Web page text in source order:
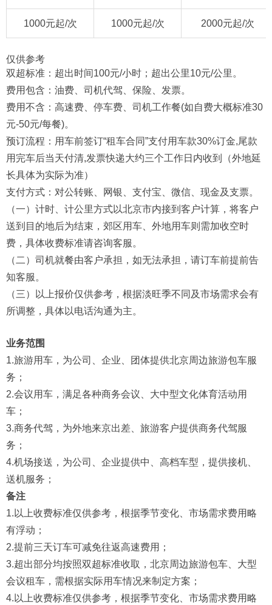
1000元起/次 1000元起/次 2000元起/次
仅供参考
双超标准：超出时间100元/小时；超出公里10元/公里。
费用包含：油费、司机代驾、保险、发票。
费用不含：高速费、停车费、司机工作餐(如自费大概标准30
元-50元/每餐)。
预订流程：用车前签订“租车合同”支付用车款30%订金,尾款
用完车后当天付清,发票快递大约三个工作日内收到（外地延
长具体为实际为准）
支付方式：对公转账、网银、支付宝、微信、现金及支票。
（一）计时、计公里方式以北京市内接到客户计算，将客户
送到目的地后为结束，郊区用车、外地用车则需加收空时
费，具体收费标准请咨询客服。
（二）司机就餐由客户承担，如无法承担，请订车前提前告
知客服。
（三）以上报价仅供参考，根据淡旺季不同及市场需求会有
所调整，具体以电话沟通为主。
业务范围
1.旅游用车，为公司、企业、团体提供北京周边旅游包车服
务；
2.会议用车，满足各种商务会议、大中型文化体育活动用
车；
3.商务代驾，为外地来京出差、旅游客户提供商务代驾服
务；
4.机场接送，为公司、企业提供中、高档车型，提供接机、
送机服务；
备注
1.以上收费标准仅供参考，根据季节变化、市场需求费用略
有浮动；
2.提前三天订车可减免往返高速费用；
3.超出部分均按照双超标准收取，北京周边旅游包车、大型
会议租车，需根据实际用车情况来制定方案；
4.以上收费标准仅供参考，根据季节变化、市场需求费用略